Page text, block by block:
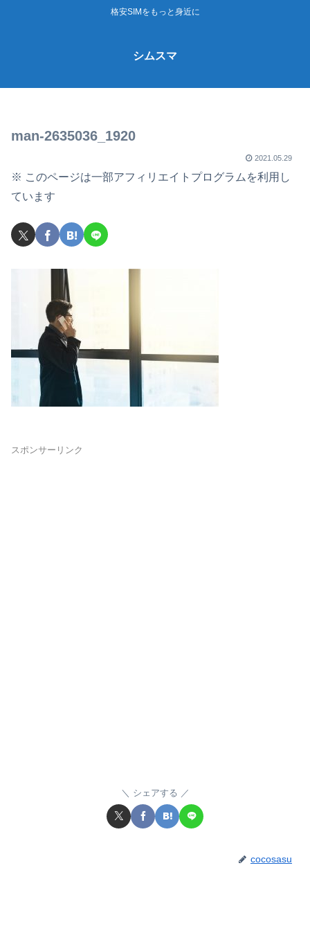
格安SIMをもっと身近に
シムスマ
man-2635036_1920
2021.05.29
※ このページは一部アフィリエイトプログラムを利用し
ています
スポンサーリンク
シェアする
cocosasu